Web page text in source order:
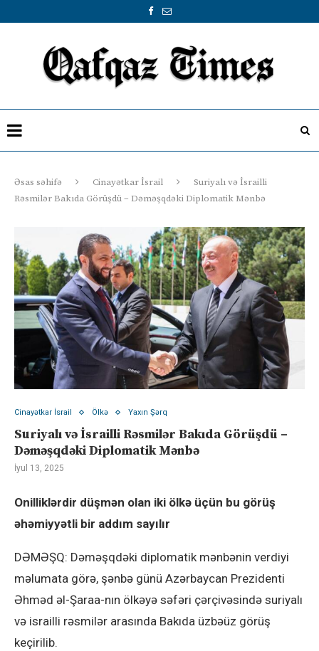
Əsas səhifə Cinayətkar İsrail
Suriyalı və İsrailli
Rəsmilər Bakıda Görüşdü – Dəməşqdəki Diplomatik Mənbə
Cinayətkar İsrail Ölkə Yaxın Şərq
Suriyalı və İsrailli Rəsmilər Bakıda Görüşdü –
Dəməşqdəki Diplomatik Mənbə
İyul 13, 2025
Onilliklərdir düşmən olan iki ölkə üçün bu görüş
əhəmiyyətli bir addım sayılır
DƏMƏŞQ: Dəməşqdəki diplomatik mənbənin verdiyi
məlumata görə, şənbə günü Azərbaycan Prezidenti
Əhməd əl-Şaraa-nın ölkəyə səfəri çərçivəsində suriyalı
və israilli rəsmilər arasında Bakıda üzbəüz görüş
keçirilib.